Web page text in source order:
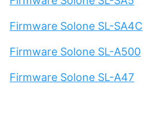
Firmware Solone SL-SA4C
Firmware Solone SL-A500
Firmware Solone SL-A47